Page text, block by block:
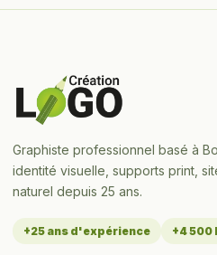
Graphiste professionnel basé à
identité visuelle, supports print,
naturel depuis 25 ans.
+25 ans d'expérience +4